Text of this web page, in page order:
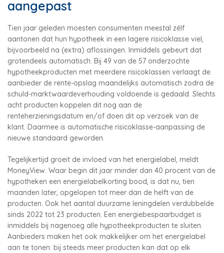
aangepast
Tien jaar geleden moesten consumenten meestal zélf
aantonen dat hun hypotheek in een lagere risicoklasse viel,
bijvoorbeeld na (extra) aflossingen. Inmiddels gebeurt dat
grotendeels automatisch. Bij 49 van de 57 onderzochte
hypotheekproducten met meerdere risicoklassen verlaagt de
aanbieder de rente-opslag maandelijks automatisch zodra de
schuld-marktwaardeverhouding voldoende is gedaald. Slechts
acht producten koppelen dit nog aan de
renteherzieningsdatum en/of doen dit op verzoek van de
klant. Daarmee is automatische risicoklasse-aanpassing de
nieuwe standaard geworden.
Tegelijkertijd groeit de invloed van het energielabel, meldt
MoneyView. Waar begin dit jaar minder dan 40 procent van de
hypotheken een energielabelkorting bood, is dat nu, tien
maanden later, opgelopen tot meer dan de helft van de
producten. Ook het aantal duurzame leningdelen verdubbelde
sinds 2022 tot 23 producten. Een energiebespaarbudget is
inmiddels bij nagenoeg alle hypotheekproducten te sluiten.
Aanbieders maken het ook makkelijker om het energielabel
aan te tonen: bij steeds meer producten kan dat op elk